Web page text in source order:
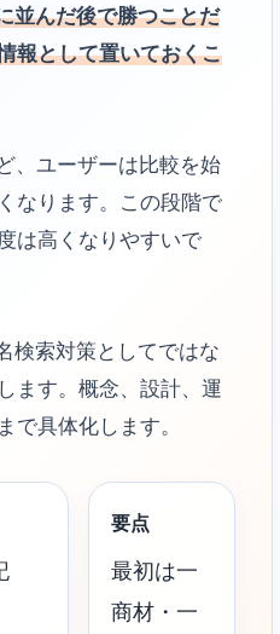
並んだ後で勝つことだ
報として置いておくこ
、ユーザーは比較を始
なります。この段階で
は高くなりやすいで
検索対策としてではな
ます。概念、設計、運
で具体化します。
要点
最初は一
商材・一